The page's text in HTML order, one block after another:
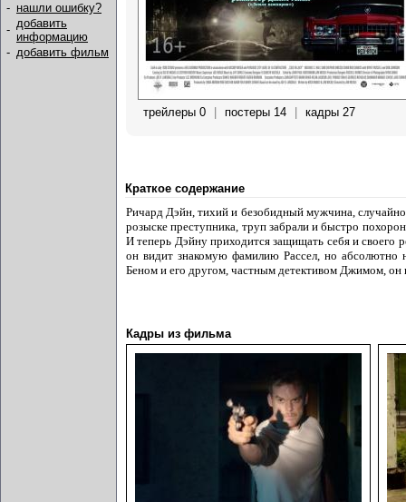
- нашли ошибку?
- добавить
информацию
- добавить фильм
трейлеры 0 постеры 14 кадры 27
Краткое содержание
Ричард Дэйн, тихий и безобидный мужчина, случайно
розыске преступника, труп забрали и быстро
И теперь Дэйну приходится защищать себя и своего
он видит знакомую фамилию Рассел, но абсолютно
Беном и его другом, частным детективом Джимом, он
Кадры из фильма